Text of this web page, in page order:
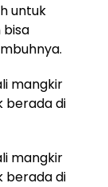
untuk
bisa
mangkir
berada di
mangkir
berada di